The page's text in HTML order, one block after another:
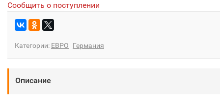
Сообщить о поступлении
Категории: ЕВРО Германия
Описание